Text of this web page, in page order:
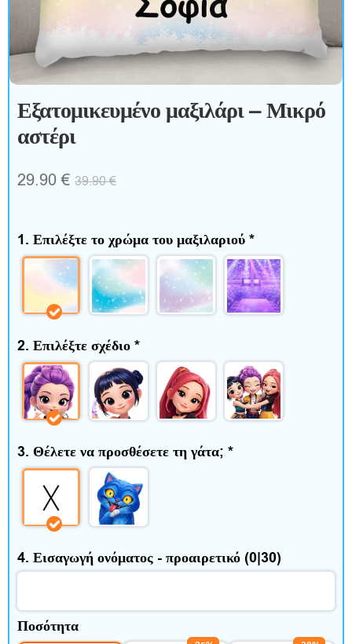
ε
σ
ο
ά
Σ
ί
τ
ι
κ
λ
ε
Εξατομικευμένο μαξιλάρι – Μικρό
αστέρι
29.90 € 39.90€
1. Επιλέξτε το χρώμα του μαξιλαριού *
2. Επιλέξτε σχέδιο *
3. Θέλετε να προσθέσετε τη γάτα; *
4. Εισαγωγή ονόματος - προαιρετικό (0|30)
Ποσότητα